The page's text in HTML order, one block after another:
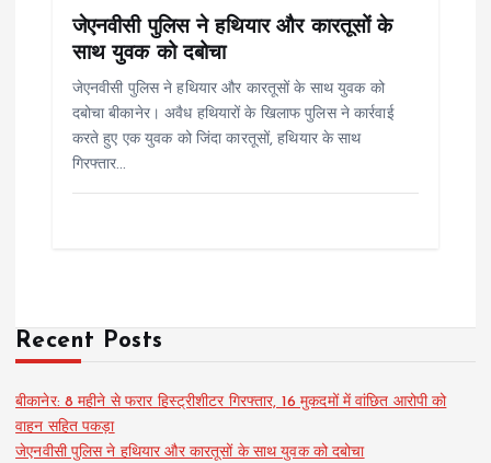
जेएनवीसी पुलिस ने हथियार और कारतूसों के
साथ युवक को दबोचा
जेएनवीसी पुलिस ने हथियार और कारतूसों के साथ युवक को
दबोचा बीकानेर। अवैध हथियारों के खिलाफ पुलिस ने कार्रवाई
करते हुए एक युवक को जिंदा कारतूसों, हथियार के साथ
गिरफ्तार…
Recent Posts
बीकानेर: 8 महीने से फरार हिस्ट्रीशीटर गिरफ्तार, 16 मुकदमों में वांछित आरोपी को
वाहन सहित पकड़ा
जेएनवीसी पुलिस ने हथियार और कारतूसों के साथ युवक को दबोचा